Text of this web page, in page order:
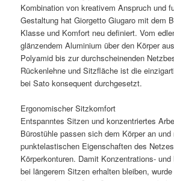
Kombination von kreativem Anspruch und
Gestaltung hat Giorgetto Giugaro mit dem
Klasse und Komfort neu definiert. Vom
glänzendem Aluminium über den Körper
Polyamid bis zur durchscheinenden
Rückenlehne und Sitzfläche ist die
bei Sato konsequent durchgesetzt.
Ergonomischer Sitzkomfort
Entspanntes Sitzen und konzentriertes
Bürostühle passen sich dem Körper an
punktelastischen Eigenschaften des
Körperkonturen. Damit Konzentrations-
bei längerem Sitzen erhalten bleiben,